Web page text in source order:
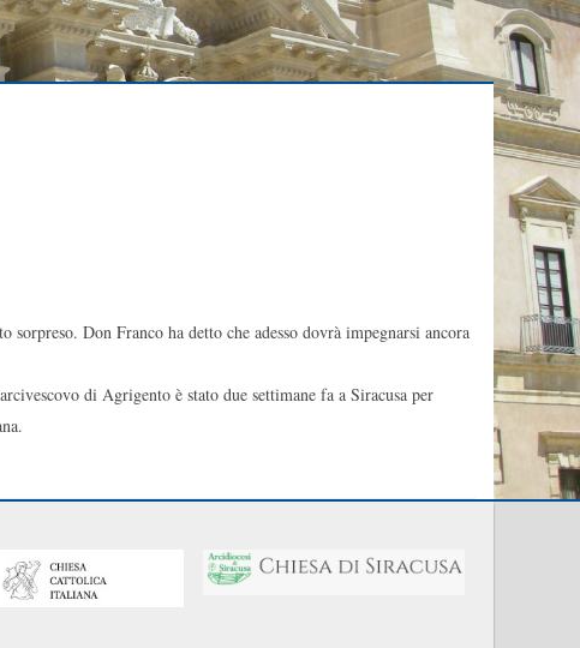
Don Franco ha detto che adesso dovrà impegnarsi ancora
di Agrigento è stato due settimane fa a Siracusa per